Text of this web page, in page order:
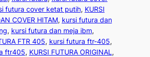
futura cover ketat putih, KURSI
COVER HITAM, kursi futura dan
, kursi futura dan meja ibm
FTR 405, kursi futura ftr-405
ftr405, KURSI FUTURA ORIGINAL